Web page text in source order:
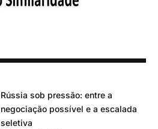
Rússia sob pressão: entre a
negociação possível e a escalada
seletiva